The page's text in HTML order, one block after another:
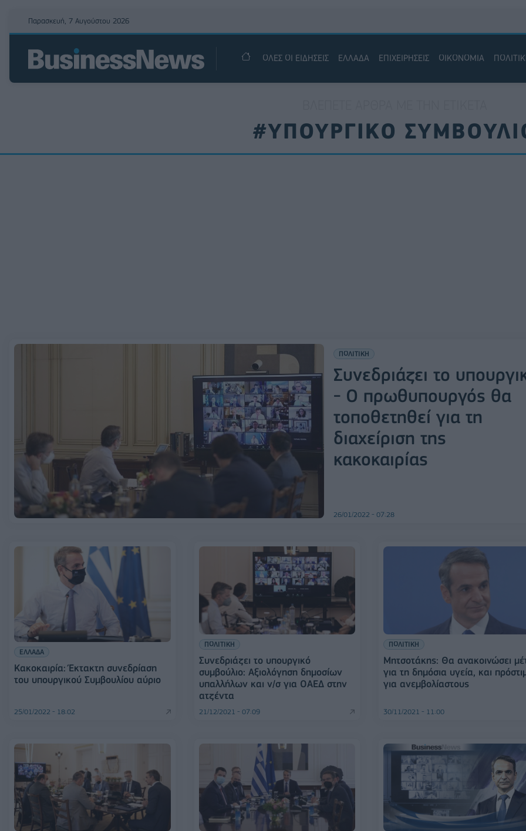
Παρασκευή, 7 Αυγούστου 2026
ΟΛΕΣ ΟΙ ΕΙΔΗΣΕΙΣ ΕΛΛΑΔΑ ΕΠΙΧΕΙΡΗΣΕΙΣ ΟΙΚΟΝΟΜΙΑ
#ΥΠΟΥΡΓΙΚΟ
ΠΟΛΙΤΙΚΗ
Συνεδριάζει το
- Ο πρωθυπουργός θα
τοποθετηθεί για τη
διαχείριση της
κακοκαιρίας
26/01/2022 - 07:28
ΕΛΛΑΔΑ
Κακοκαιρία: Έκτακτη συνεδρίαση
του υπουργικού Συμβουλίου αύριο
25/01/2022 - 18:02
ΠΟΛΙΤΙΚΗ
Συνεδριάζει το υπουργικό
συμβούλιο: Αξιολόγηση δημοσίων
υπαλλήλων και ν/σ για ΟΑΕΔ στην
ατζέντα
21/12/2021 - 07:09
ΠΟΛΙΤΙΚΗ
Μητσοτάκης: Θα ανακοινώσει
για τη δημόσια υγεία, και
για ανεμβολίαστους
30/11/2021 - 11:00